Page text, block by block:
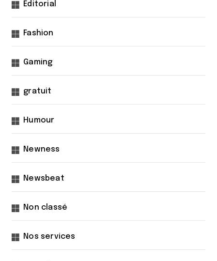
Éditorial
Fashion
Gaming
gratuit
Humour
Newness
Newsbeat
Non classé
Nos services